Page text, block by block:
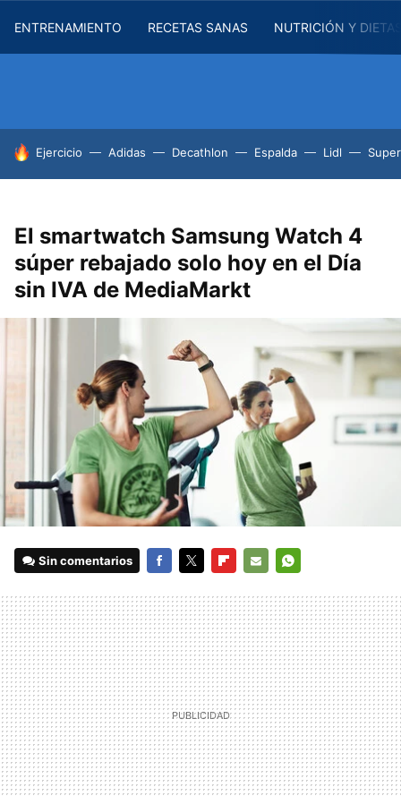
ENTRENAMIENTO RECETAS SANAS NUTRICIÓN Y
HOY SE HABLA DE
Ejercicio Adidas Decathlon Espalda Lidl
El smartwatch Samsung Watch 4
súper rebajado solo hoy en el Día
sin IVA de MediaMarkt
Sin comentarios
MAIL